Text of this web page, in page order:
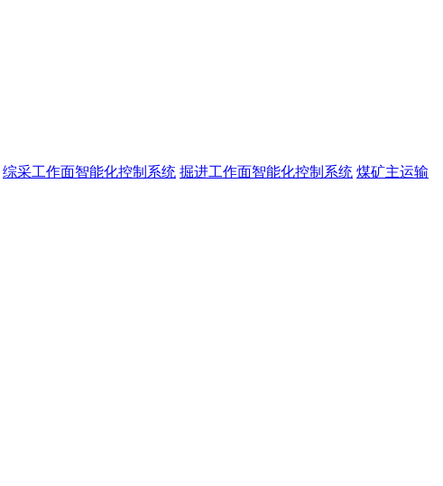
综采工作面智能化控制系统 掘进工作面智能化控制系统 煤矿主运输